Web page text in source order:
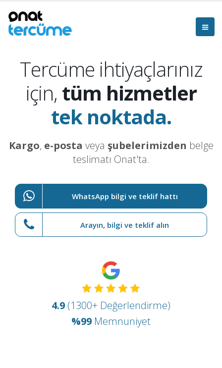
Tercüme ihtiyaçlarınız
için, tüm hizmetler
tek noktada.
Kargo, e-posta veya şubelerimizden belge
teslimatı Onat'ta.
WhatsApp bilgi ve teklif hattı
Arayın, bilgi ve teklif alın
4.9 (1300+ Değerlendirme)
%99 Memnuniyet